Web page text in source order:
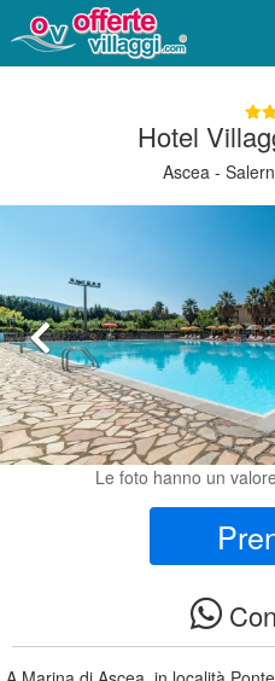
Hotel
Ascea -
Le foto hanno un